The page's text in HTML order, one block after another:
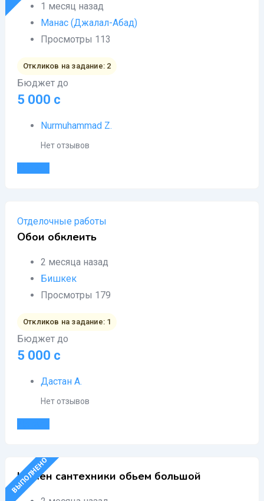
1 месяц назад
Манас (Джалал-Абад)
Просмотры 113
Откликов на задание: 2
Бюджет до
5 000 с
Nurmuhammad Z.
Нет отзывов
Отделочные работы
Обои обклеить
2 месяца назад
Бишкек
Просмотры 179
Откликов на задание: 1
Бюджет до
5 000 с
Дастан А.
Нет отзывов
ВЫПОЛНЕНО
Нужен сантехники обьем большой